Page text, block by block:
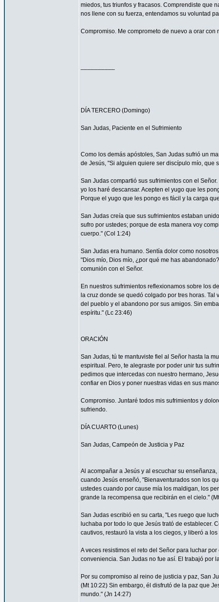
miedos, tus triunfos y fracasos. Comprendiste que
nos llene con su fuerza, entendamos su voluntad
Compromiso. Me comprometo de nuevo a orar
DÍA TERCERO (Domingo)
San Judas, Paciente en el Sufrimiento
Como los demás apóstoles, San Judas sufrió un
de Jesús, "Si alguien quiere ser discípulo mío, que
San Judas compartió sus sufrimientos con el
yo los haré descansar. Acepten el yugo que les
Porque el yugo que les pongo es fácil y la carga
San Judas creía que sus sufrimientos estaban
sufro por ustedes; porque de esta manera voy
cuerpo." (Col 1:24)
San Judas era humano. Sentía dolor como
"Dios mío, Dios mío, ¿por qué me has
comunión con el Señor.
En nuestros sufrimientos reflexionamos sobre los
la cruz donde se quedó colgado por tres horas.
del pueblo y el abandono por sus amigos. Sin
espíritu." (Lc 23:46)
ORACIÓN
San Judas, tú te mantuviste fiel al Señor hasta la
espiritual. Pero, te alegraste por poder unir tus
pedimos que intercedas con nuestro hermano,
confiar en Dios y poner nuestras vidas en sus
Compromiso. Juntaré todos mis sufrimientos y
sufriendo.
DÍA CUARTO (Lunes)
San Judas, Campeón de Justicia y Paz
Al acompañar a Jesús y al escuchar su
cuando Jesús enseñó, "Bienaventurados son los
ustedes cuando por cause mía los maldigan, los
grande la recompensa que recibirán en el cielo."
San Judas escribió en su carta, "Les ruego que
luchaba por todo lo que Jesús trató de establecer.
cautivos, restauró la vista a los ciegos, y liberó a
A veces resistimos el reto del Señor para luchar
conveniencia. San Judas no fue así. El trabajó por
Por su compromiso al reino de justicia y paz, San
(Mt 10:22) Sin embargo, él disfrutó de la paz que
mundo." (Jn 14:27)